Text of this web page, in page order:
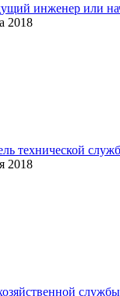
инженер или
2018
технической
2018
службы